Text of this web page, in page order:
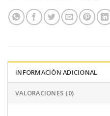
INFORMACIÓN ADICIONAL
VALORACIONES (0)